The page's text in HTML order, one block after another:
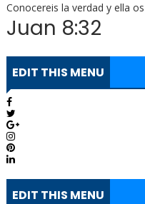
Conocereis la verdad y ella
Juan 8:32
EDIT THIS MENU
EDIT THIS MENU